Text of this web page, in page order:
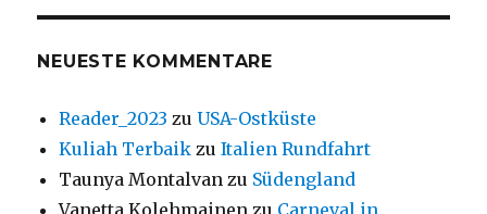
NEUESTE KOMMENTARE
Reader_2023 zuUSA-Ostküste
Kuliah Terbaik zuItalien Rundfahrt
Taunya Montalvan zu Südengland